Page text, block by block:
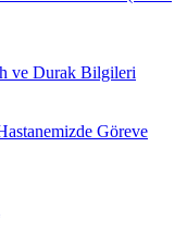
ve Durak Bilgileri
Göreve